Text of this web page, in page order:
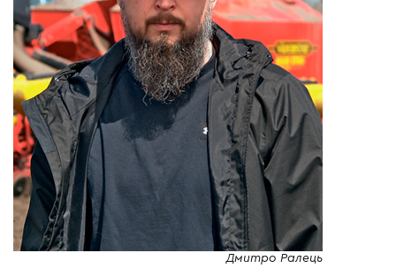
Дмитро Ралець